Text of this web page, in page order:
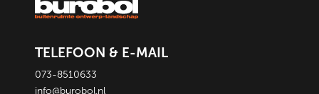
TELEFOON & E-MAIL
073-8510633
info@burobol.nl